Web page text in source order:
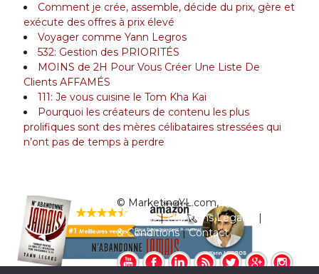
Comment je crée, assemble, décide du prix, gère et
exécute des offres à prix élevé
Voyager comme Yann Legros
532: Gestion des PRIORITÉS
MOINS de 2H Pour Vous Créer Une Liste De
Clients AFFAMÉS
111: Je vous cuisine le Tom Kha Kai
Pourquoi les créateurs de contenu les plus
prolifiques sont des mères célibataires stressées qui
n’ont pas de temps à perdre
© MarketingYL.com,Qui est Yann
Legros?|Mentions Légales |
& Conditions|Contact